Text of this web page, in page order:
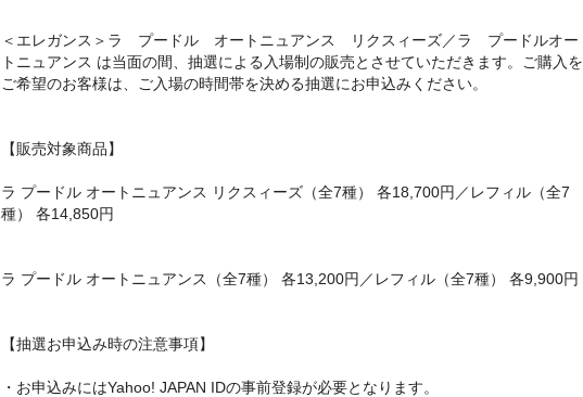
＜エレガンス＞ラ プードル オートニュアンス リクスィーズ／ラ プードルオー
トニュアンス は当面の間、抽選による入場制の販売とさせていただきます。ご購入を
ご希望のお客様は、ご入場の時間帯を決める抽選にお申込みください。
【販売対象商品】
ラ プードル オートニュアンス リクスィーズ（全7種） 各18,700円／レフィル（全7
種） 各14,850円
ラ プードル オートニュアンス（全7種） 各13,200円／レフィル（全7種） 各9,900円
【抽選お申込み時の注意事項】
・お申込みにはYahoo! JAPAN IDの事前登録が必要となります。